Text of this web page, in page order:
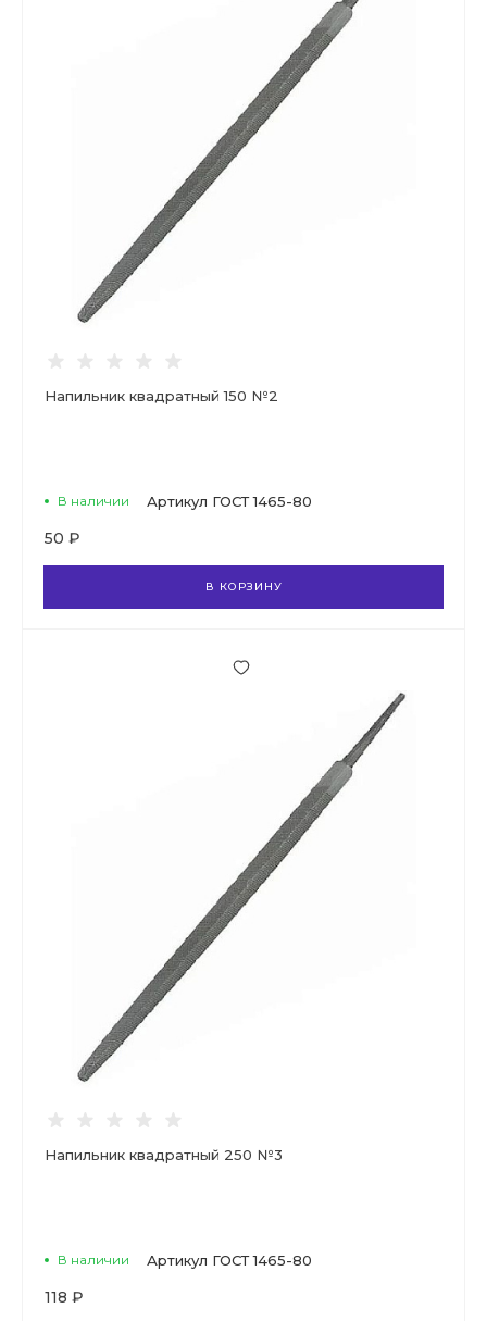
Напильник квадратный 150 №2
В наличии Артикул ГОСТ 1465-80
50 ₽
В КОРЗИНУ
Напильник квадратный 250 №3
В наличии Артикул ГОСТ 1465-80
118 ₽